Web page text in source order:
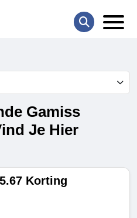
Gamiss
Je Hier
Korting